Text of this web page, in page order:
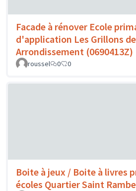
Facade à rénover Ecole
d'application Les Grillons
Arrondissement (0690413Z)
roussel 0 0
Boite à jeux / Boite à livres
écoles Quartier Saint